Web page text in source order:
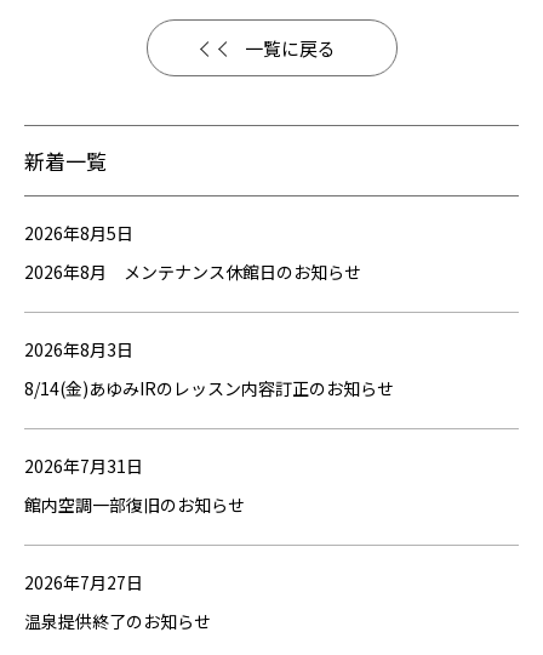
一覧に戻る
新着一覧
2026年8月5日
2026年8月 メンテナンス休館日のお知らせ
2026年8月3日
8/14(金)あゆみIRのレッスン内容訂正のお知らせ
2026年7月31日
館内空調一部復旧のお知らせ
2026年7月27日
温泉提供終了のお知らせ